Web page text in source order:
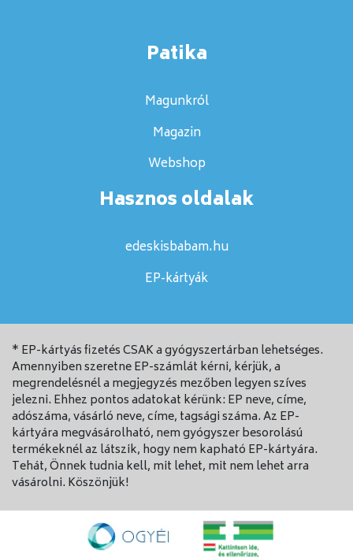
Patika
Magunkról
Magazin
Webshop
Hasznos oldalak
edeskisbabam.hu
EP-kártyák
* EP-kártyás fizetés CSAK a gyógyszertárban lehetséges.
Amennyiben szeretne EP-számlát kérni, kérjük, a
megrendelésnél a megjegyzés mezőben legyen szíves
jelezni. Ehhez pontos adatokat kérünk: EP neve, címe,
adószáma, vásárló neve, címe, tagsági száma. Az EP-
kártyára megvásárolható, nem gyógyszer besorolású
termékeknél az látszik, hogy nem kapható EP-kártyára.
Tehát, Önnek tudnia kell, mit lehet, mit nem lehet arra
vásárolni. Köszönjük!